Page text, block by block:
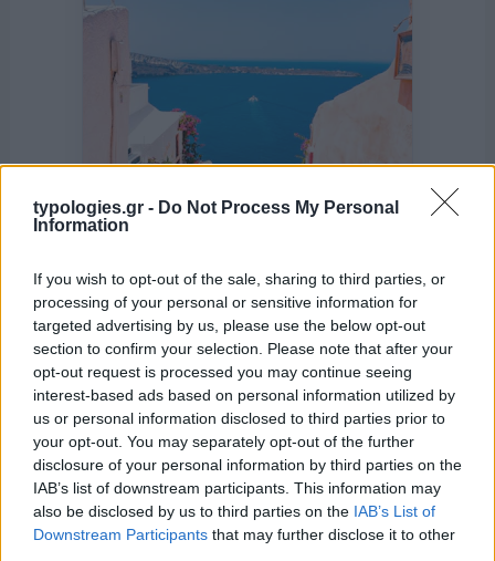
typologies.gr - Do Not Process My Personal
Information
If you wish to opt-out of the sale, sharing to third parties, or
processing of your personal or sensitive information for
targeted advertising by us, please use the below opt-out
section to confirm your selection. Please note that after your
opt-out request is processed you may continue seeing
interest-based ads based on personal information utilized by
us or personal information disclosed to third parties prior to
your opt-out. You may separately opt-out of the further
disclosure of your personal information by third parties on the
IAB’s list of downstream participants. This information may
also be disclosed by us to third parties on the IAB’s List of
Downstream Participants that may further disclose it to other
της Ζωής μας
Οι άνθρωποι, οι αυθεντικές ιστορίες,
το ελληνικό καλοκαίρι και ένας
πολιτισμός που μας ενώνει κάθε μέρα.
ΟΣΑ ΧΡΕΙΑΖΕΣΑΙ
ΓΙΑ ΤΟ ΚΑΛΟΚΑΙΡΙ ΣΟΥ →